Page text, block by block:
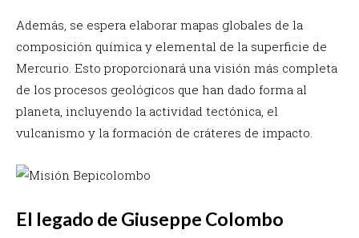
Además, se espera elaborar mapas globales de la
composición química y elemental de la superficie de
Mercurio. Esto proporcionará una visión más completa
de los procesos geológicos que han dado forma al
planeta, incluyendo la actividad tectónica, el
vulcanismo y la formación de cráteres de impacto.
El legado de Giuseppe Colombo